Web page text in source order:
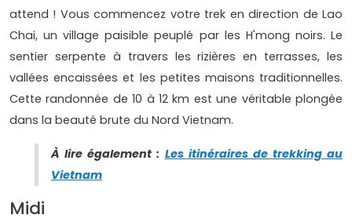
attend ! Vous commencez votre trek en direction de Lao
Chai, un village paisible peuplé par les H'mong noirs. Le
sentier serpente à travers les rizières en terrasses, les
vallées encaissées et les petites maisons traditionnelles.
Cette randonnée de 10 à 12 km est une véritable plongée
dans la beauté brute du Nord Vietnam.
À lire également : Les itinéraires de trekking au
Vietnam
Midi